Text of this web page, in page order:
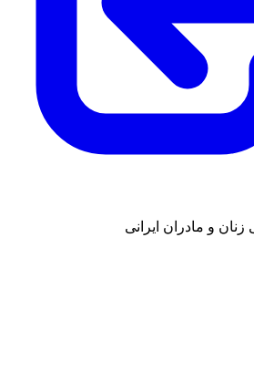
و مادران ایرانی